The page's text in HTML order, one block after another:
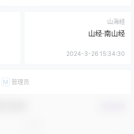
山海经
山经·南山经
2024-3-26 15:34:30
M 管理员